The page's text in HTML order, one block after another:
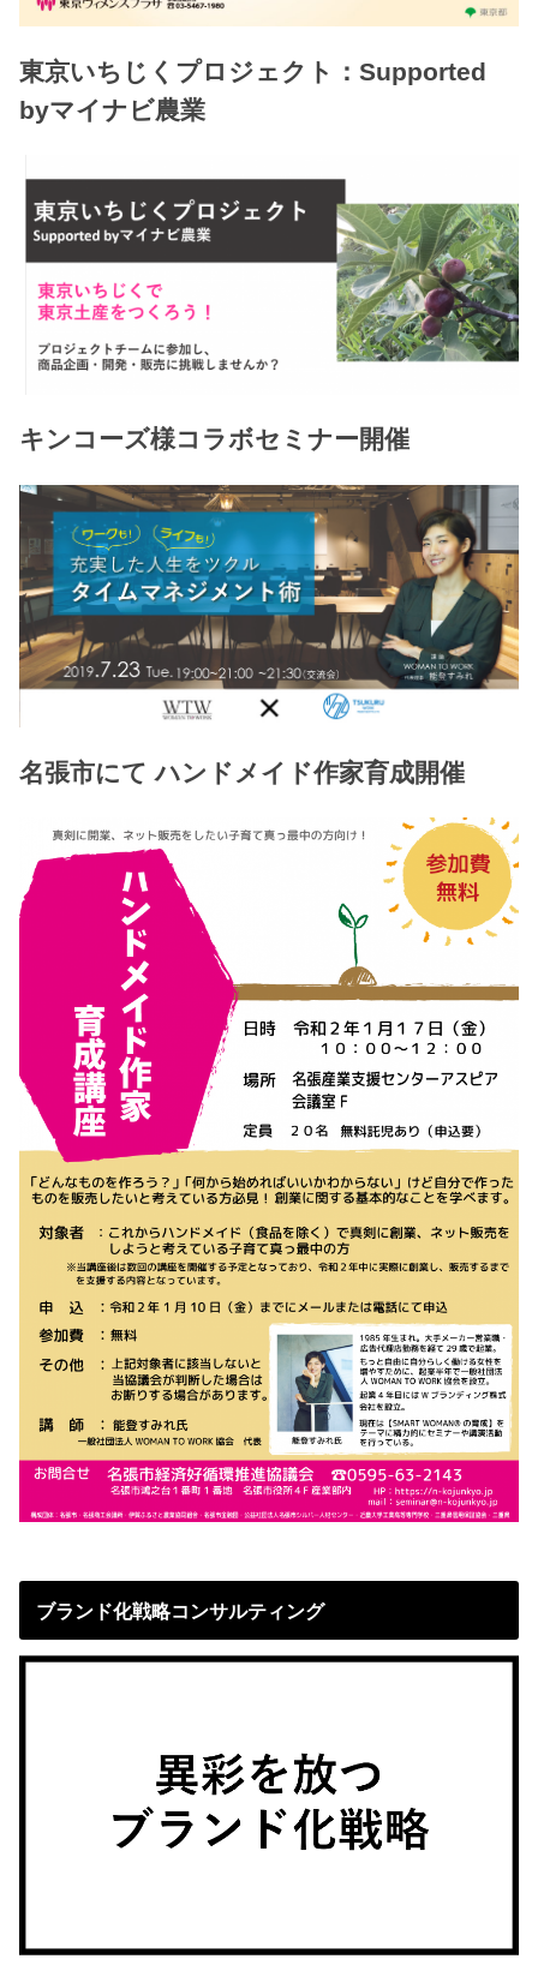
東京いちじくプロジェクト：Supported
byマイナビ農業
キンコーズ様コラボセミナー開催
名張市にて ハンドメイド作家育成開催
ブランド化戦略コンサルティング